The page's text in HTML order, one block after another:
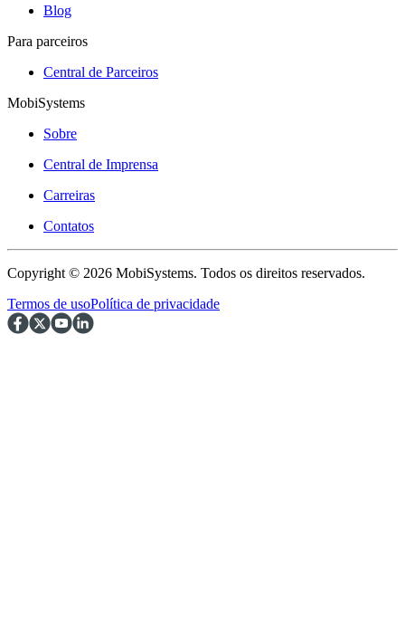
Blog
Para parceiros
Central de Parceiros
MobiSystems
Sobre
Central de Imprensa
Carreiras
Contatos
Copyright © 2026 MobiSystems. Todos os direitos reservados.
Termos de usoPolítica de privacidade